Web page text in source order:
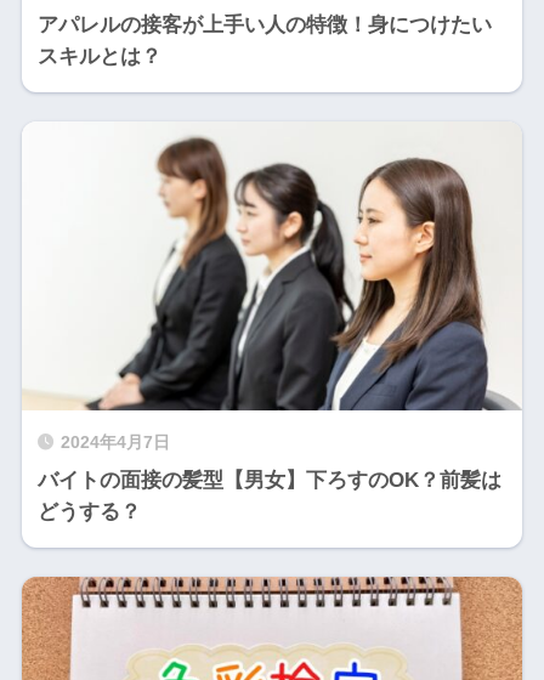
アパレルの接客が上手い人の特徴！身につけたい
スキルとは？
2024年4月7日
バイトの面接の髪型【男女】下ろすのOK？前髪は
どうする？